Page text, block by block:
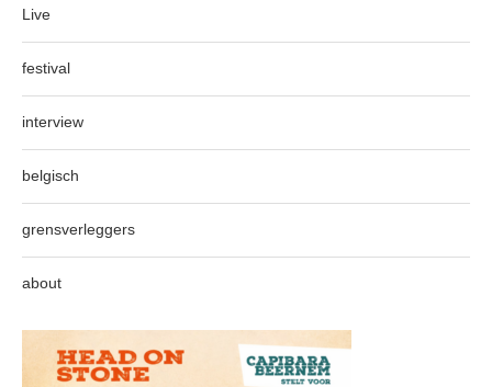
Live
festival
interview
belgisch
grensverleggers
about